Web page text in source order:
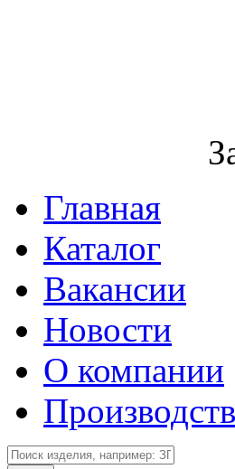
Главная
Каталог
Вакансии
Новости
О компании